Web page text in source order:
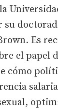
su
Es
el papel
cómo